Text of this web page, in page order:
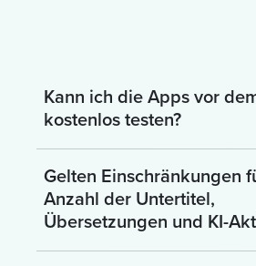
Kann ich die Apps vor
kostenlos testen?
Gelten Einschränkungen
Anzahl der Untertitel,
Übersetzungen und KI-